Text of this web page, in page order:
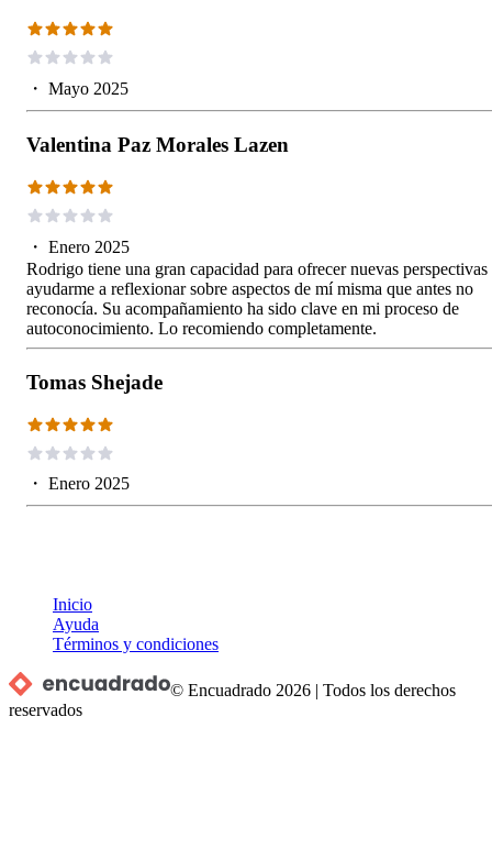
・ Mayo 2025
Valentina Paz Morales Lazen
・ Enero 2025
Rodrigo tiene una gran capacidad para ofrecer nuevas perspectivas
ayudarme a reflexionar sobre aspectos de mí misma que antes no
reconocía. Su acompañamiento ha sido clave en mi proceso de
autoconocimiento. Lo recomiendo completamente.
Tomas Shejade
・ Enero 2025
Inicio
Ayuda
Términos y condiciones
© Encuadrado 2026 |Todos los derechos
reservados